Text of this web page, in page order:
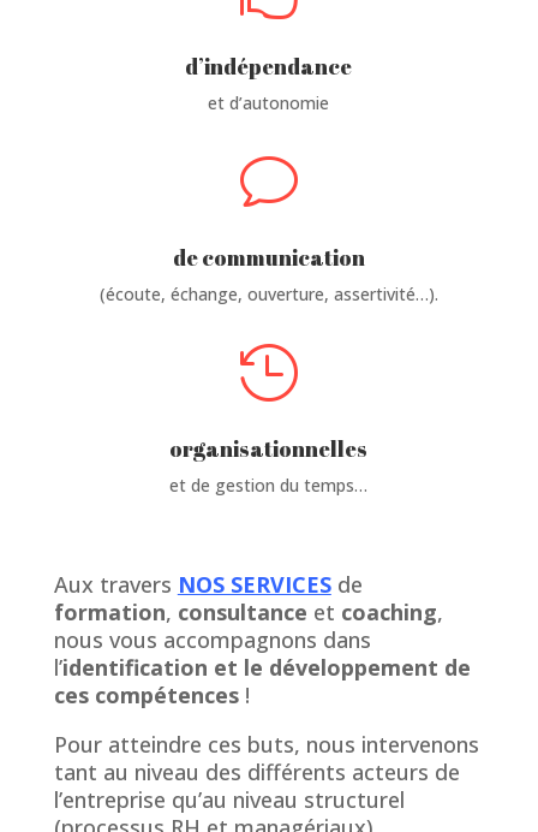
d’indépendance
et d’autonomie
v
de communication
(écoute, échange, ouverture, assertivité…).

organisationnelles
et de gestion du temps…
Aux travers NOS SERVICESde
formation, consultance et coaching,
nous vous accompagnons dans
l’identification et le développement de
ces compétences!
Pour atteindre ces buts, nous intervenons
tant au niveau des différents acteurs de
l’entreprise qu’au niveau structurel